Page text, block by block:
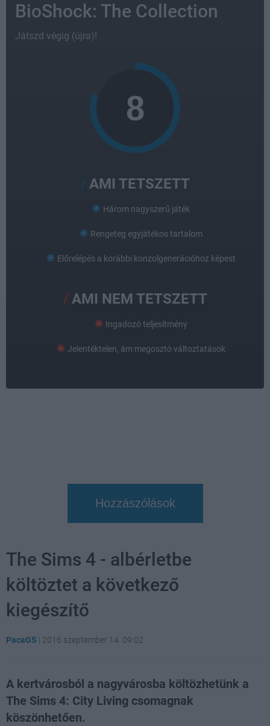
BioShock: The Collection
Játszd végig (újra)!
AMI TETSZETT
Három nagyszerű játék
Rengeteg egyjátékos tartalom
Előrelépés a korábbi konzolgenerációhoz képest
AMI NEM TETSZETT
Ingadozó teljesítmény
Jelentéktelen, ám megosztó változtatások
Hozzászólások
The Sims 4 - albérletbe
költöztet a következő
kiegészítő
PacaGS | 2016 szeptember 14. 09:02
A kertvárosból a nagyvárosba költözhetünk a
The Sims 4: City Living csomagnak
köszönhetően.